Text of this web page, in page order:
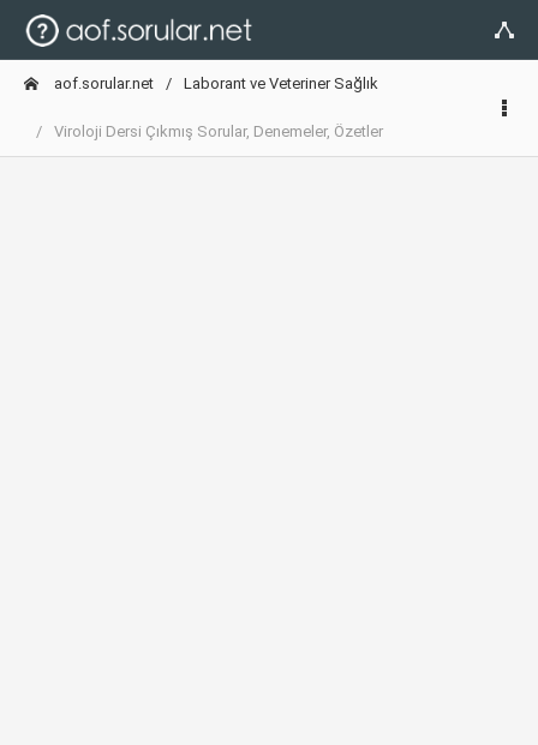
aof.sorular.net Laborant ve Veteriner Sağlık
Viroloji Dersi Çıkmış Sorular, Denemeler, Özetler